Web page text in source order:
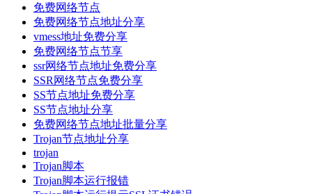
免费网络节点
免费网络节点地址分享
vmess地址免费分享
免费网络节点节享
ssr网络节点地址免费分享
SSR网络节点免费分享
SS节点地址免费分享
SS节点地址分享
免费网络节点地址批量分享
Trojan节点地址分享
trojan
Trojan脚本
Trojan脚本运行报错